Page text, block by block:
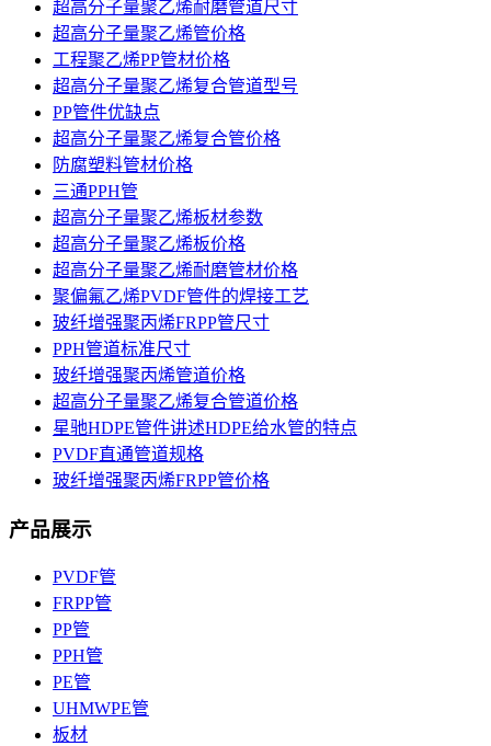
超高分子量聚乙烯耐磨管道尺寸
超高分子量聚乙烯管价格
工程聚乙烯PP管材价格
超高分子量聚乙烯复合管道型号
PP管件优缺点
超高分子量聚乙烯复合管价格
防腐塑料管材价格
三通PPH管
超高分子量聚乙烯板材参数
超高分子量聚乙烯板价格
超高分子量聚乙烯耐磨管材价格
聚偏氟乙烯PVDF管件的焊接工艺
玻纤增强聚丙烯FRPP管尺寸
PPH管道标准尺寸
玻纤增强聚丙烯管道价格
超高分子量聚乙烯复合管道价格
星驰HDPE管件讲述HDPE给水管的特点
PVDF直通管道规格
玻纤增强聚丙烯FRPP管价格
产品展示
PVDF管
FRPP管
PP管
PPH管
PE管
UHMWPE管
板材